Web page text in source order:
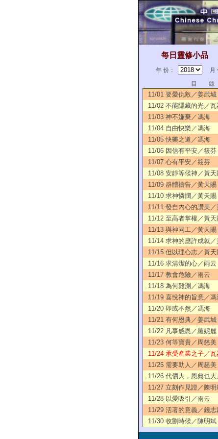
每日靈修小品
年 份：
月
目 錄
11/01 要愛仇敵／姜武城
11/02 不能隱藏的光／瓦
11/03 神不嫌棄／馮海
11/04 自由快樂／馮海
11/05 快樂之道／馮海
11/06 因信有平安／筱芬
11/07 心有平安／筱芬
11/08 安靜等候神／黃天
11/09 群體禱告／黃天賜
11/10 求神憐憫／黃天賜
11/11 發自內心的讚美
11/12 至高者掌權／黃天
11/13 與神同工／黃天賜
11/14 求神的應許成就
11/15 但以理心志／黃天
11/16 求清潔的心／雨云
11/17 教會危險／雨云
11/18 為何難測／馮海
11/19 喜悅神的旨意／馮
11/20 即或不然／馮海
11/21 有何恩典／姜武城
11/22 凡事感恩／羅妮麗
11/23 何等寶貴／周慈美
11/24 承受產業之子／瓦
11/25 需要助人／周慈美
11/26 代價大，恩典也
11/27 立刻作見證／陳明
11/28 以愛吸引／雨云
11/29 活著的意義／錢志
11/30 收割時候／陳明斌